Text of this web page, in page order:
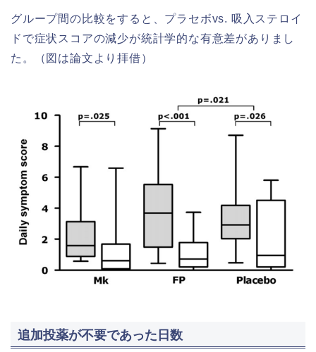
グループ間の比較をすると、プラセボvs. 吸入ステロイ
ドで症状スコアの減少が統計学的な有意差がありまし
た。（図は論文より拝借）
追加投薬が不要であった日数